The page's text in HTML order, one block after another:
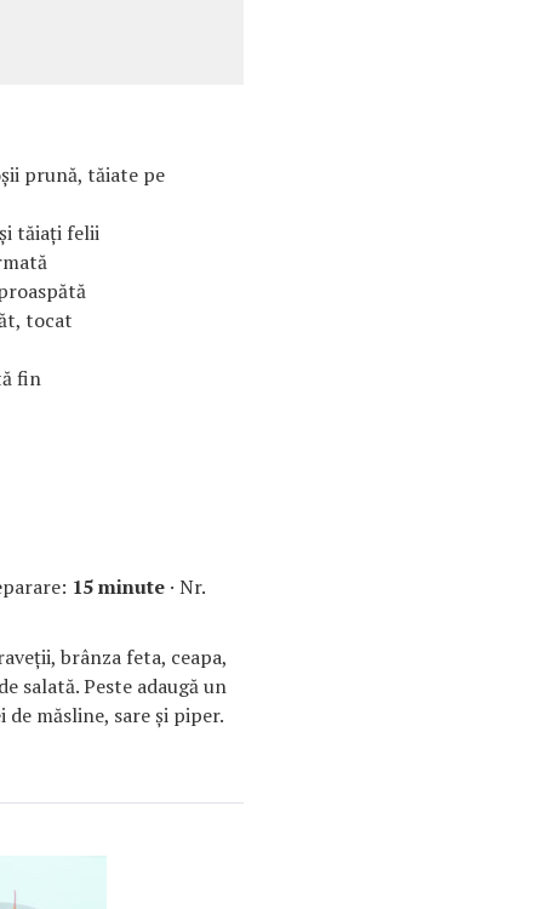
prună, tăiate pe
tăiaţi felii
tocat
fin
15 minute · Nr.
brânza feta, ceapa,
salată. Peste adaugă un
de măsline, sare şi piper.